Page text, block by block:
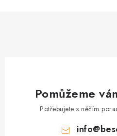
Pomůžeme
Potřebujete s něčím
info@